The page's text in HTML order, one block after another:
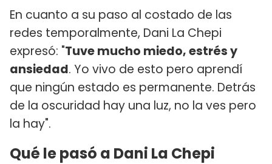
En cuanto a su paso al costado de las
redes temporalmente, Dani La Chepi
expresó: "Tuve mucho miedo, estrés y
ansiedad. Yo vivo de esto pero aprendí
que ningún estado es permanente. Detrás
de la oscuridad hay una luz, no la ves pero
la hay".
Qué le pasó a Dani La Chepi